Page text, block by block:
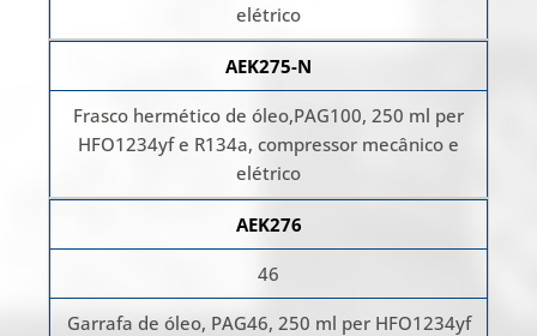
elétrico
AEK275-N
Frasco hermético de óleo,PAG100, 250 ml per
HFO1234yf e R134a, compressor mecânico e
elétrico
AEK276
46
Garrafa de óleo, PAG46, 250 ml per HFO1234yf